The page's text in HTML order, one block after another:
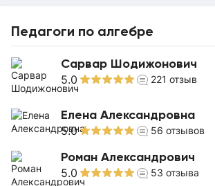
Педагоги по алгебре
Сарвар Шодижонович
5.0 221 отзыв
Елена Александровна
5.0 56 отзывов
Роман Александрович
5.0 53 отзыва